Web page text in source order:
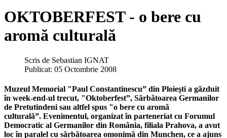
OKTOBERFEST - o bere cu
aromă culturală
Scris de Sebastian IGNAT
Publicat: 05 Octombrie 2008
Muzeul Memorial "Paul Constantinescu” din Ploieşti a găzduit
în week-end-ul trecut, "Oktoberfest”, Sărbătoarea Germanilor
de Pretutindeni sau altfel spus "o bere cu aromă
culturală”. Evenimentul, organizat în parteneriat cu Forumul
Democratic al Germanilor din România, filiala Prahova, a avut
loc în paralel cu sărbătoarea omonimă din Munchen, ce a ajuns